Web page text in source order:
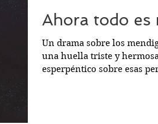
Ahora todo es
Un drama sobre los
una huella triste y
esperpéntico sobre esas